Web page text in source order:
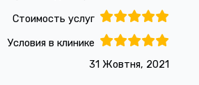
Стоимость услуг
Условия в клинике
31 Жовтня, 2021